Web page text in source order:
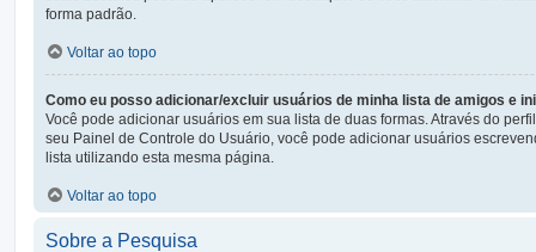
forma padrão.
Voltar ao topo
Como eu posso adicionar/excluir usuários de minha lista de amigos e
Você pode adicionar usuários em sua lista de duas formas. Através do
seu Painel de Controle do Usuário, você pode adicionar usuários
lista utilizando esta mesma página.
Voltar ao topo
Sobre a Pesquisa